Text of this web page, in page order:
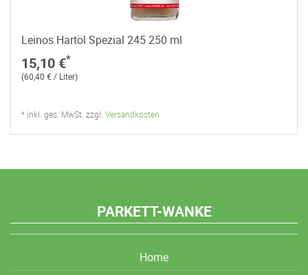
Leinos Hartöl Spezial 245 250 ml
15,10 €*
(60,40 € / Liter)
* inkl. ges. MwSt. zzgl. Versandkosten
PARKETT-WANKE
Home